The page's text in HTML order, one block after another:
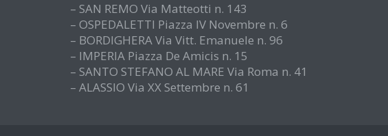
– SAN REMO Via Matteotti n. 143
– OSPEDALETTI Piazza IV Novembre n. 6
– BORDIGHERA Via Vitt. Emanuele n. 96
– IMPERIA Piazza De Amicis n. 15
– SANTO STEFANO AL MARE Via Roma n. 41
– ALASSIO Via XX Settembre n. 61